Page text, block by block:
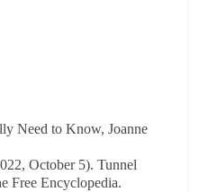
Need to Know, Joanne
October 5). Tunnel
Free Encyclopedia.